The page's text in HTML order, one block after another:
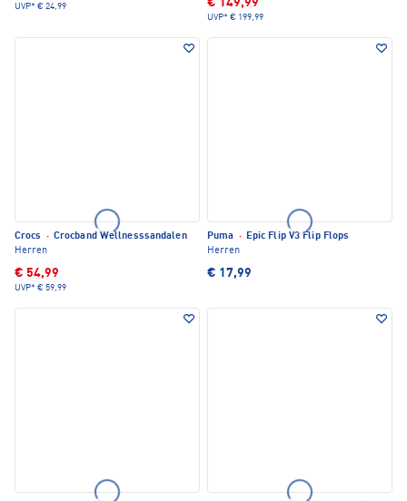
UVP* € 24,99 € 149,99
UVP* € 199,99
Crocs · Crocband Wellnesssandalen
Herren
€ 54,99
UVP* € 59,99
Puma · Epic Flip V3 Flip Flops
Herren
€ 17,99